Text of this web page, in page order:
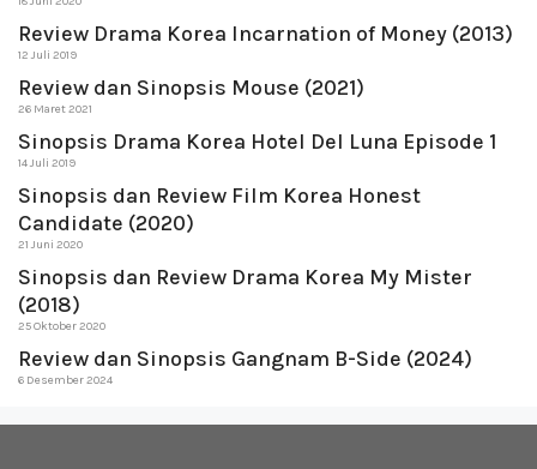
Review Drama Korea Incarnation of Money (2013)
12 Juli 2019
Review dan Sinopsis Mouse (2021)
26 Maret 2021
Sinopsis Drama Korea Hotel Del Luna Episode 1
14 Juli 2019
Sinopsis dan Review Film Korea Honest
Candidate (2020)
21 Juni 2020
Sinopsis dan Review Drama Korea My Mister
(2018)
25 Oktober 2020
Review dan Sinopsis Gangnam B-Side (2024)
6 Desember 2024